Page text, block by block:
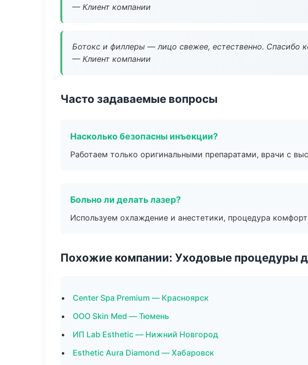
— Клиент компании
Ботокс и филлеры — лицо свежее, естественно. Спасибо
— Клиент компании
Часто задаваемые вопросы
Насколько безопасны инъекции?
Работаем только оригинальными препаратами, врачи с
Больно ли делать лазер?
Используем охлаждение и анестетики, процедура
Похожие компании: Уходовые процедуры
Center Spa Premium — Красноярск
ООО Skin Med — Тюмень
ИП Lab Esthetic — Нижний Новгород
Esthetic Aura Diamond — Хабаровск